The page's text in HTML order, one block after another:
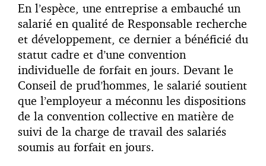
En l’espèce, une entreprise a embauché un
salarié en qualité de Responsable recherche
et développement, ce dernier a bénéficié du
statut cadre et d’une convention
individuelle de forfait en jours. Devant le
Conseil de prud’hommes, le salarié soutient
que l’employeur a méconnu les dispositions
de la convention collective en matière de
suivi de la charge de travail des salariés
soumis au forfait en jours.